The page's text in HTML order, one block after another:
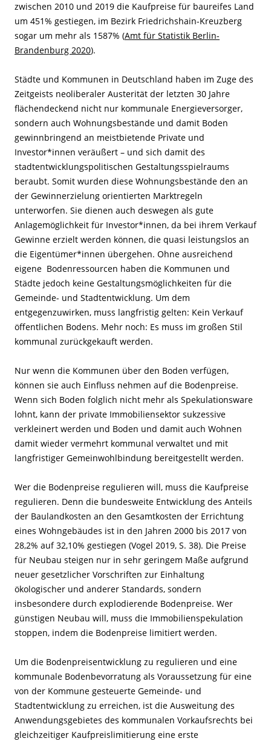
zwischen 2010 und 2019 die Kaufpreise für baureifes Land
um 451% gestiegen, im Bezirk Friedrichshain-Kreuzberg
sogar um mehr als 1587% (Amt für Statistik Berlin-
Brandenburg 2020).
Städte und Kommunen in Deutschland haben im Zuge des
Zeitgeists neoliberaler Austerität der letzten 30 Jahre
flächendeckend nicht nur kommunale Energieversorger,
sondern auch Wohnungsbestände und damit Boden
gewinnbringend an meistbietende Private und
Investor*innen veräußert – und sich damit des
stadtentwicklungspolitischen Gestaltungsspielraums
beraubt. Somit wurden diese Wohnungsbestände den an
der Gewinnerzielung orientierten Marktregeln
unterworfen. Sie dienen auch deswegen als gute
Anlagemöglichkeit für Investor*innen, da bei ihrem Verkauf
Gewinne erzielt werden können, die quasi leistungslos an
die Eigentümer*innen übergehen. Ohne ausreichend
eigene Bodenressourcen haben die Kommunen und
Städte jedoch keine Gestaltungsmöglichkeiten für die
Gemeinde- und Stadtentwicklung. Um dem
entgegenzuwirken, muss langfristig gelten: Kein Verkauf
öffentlichen Bodens. Mehr noch: Es muss im großen Stil
kommunal zurückgekauft werden.
Nur wenn die Kommunen über den Boden verfügen,
können sie auch Einfluss nehmen auf die Bodenpreise.
Wenn sich Boden folglich nicht mehr als Spekulationsware
lohnt, kann der private Immobiliensektor sukzessive
verkleinert werden und Boden und damit auch Wohnen
damit wieder vermehrt kommunal verwaltet und mit
langfristiger Gemeinwohlbindung bereitgestellt werden.
Wer die Bodenpreise regulieren will, muss die Kaufpreise
regulieren. Denn die bundesweite Entwicklung des Anteils
der Baulandkosten an den Gesamtkosten der Errichtung
eines Wohngebäudes ist in den Jahren 2000 bis 2017 von
28,2% auf 32,10% gestiegen (Vogel 2019, S. 38). Die Preise
für Neubau steigen nur in sehr geringem Maße aufgrund
neuer gesetzlicher Vorschriften zur Einhaltung
ökologischer und anderer Standards, sondern
insbesondere durch explodierende Bodenpreise. Wer
günstigen Neubau will, muss die Immobilienspekulation
stoppen, indem die Bodenpreise limitiert werden.
Um die Bodenpreisentwicklung zu regulieren und eine
kommunale Bodenbevorratung als Voraussetzung für eine
von der Kommune gesteuerte Gemeinde- und
Stadtentwicklung zu erreichen, ist die Ausweitung des
Anwendungsgebietes des kommunalen Vorkaufsrechts bei
gleichzeitiger Kaufpreislimitierung eine erste